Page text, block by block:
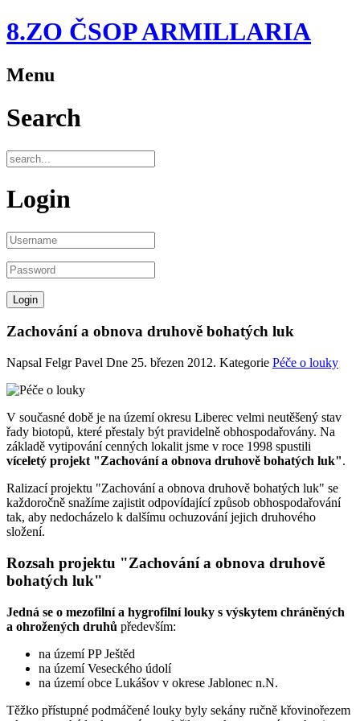
8.ZO ČSOP ARMILLARIA
Menu
Search
Login
Zachování a obnova druhově bohatých luk
Napsal Felgr Pavel Dne 25. březen 2012. Kategorie Péče o louky
V současné době je na území okresu Liberec velmi neutěšený stav
řady biotopů, které přestaly být pravidelně obhospodařovány. Na
základě vytipování cenných lokalit jsme v roce 1998 spustili
víceletý projekt "Zachování a obnova druhově bohatých luk".
Ralizací projektu "Zachování a obnova druhově bohatých luk" se
každoročně snažíme zajistit odpovídající způsob obhospodařování
tak, aby nedocházelo k dalšímu ochuzování jejich druhového
složení.
Rozsah projektu "Zachování a obnova druhově
bohatých luk"
Jedná se o mezofilní a hygrofilní louky s výskytem chráněných
a ohrožených druhů především:
na území PP Ještěd
na území Veseckého údolí
na území obce Lukášov v okrese Jablonec n.N.
Těžko přístupné podmáčené louky byly sekány ručně křovinořezem